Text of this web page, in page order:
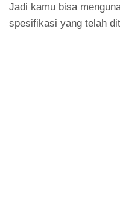
Jadi kamu bisa
spesifikasi yang telah